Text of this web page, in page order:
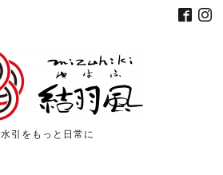
水引をもっと日常に